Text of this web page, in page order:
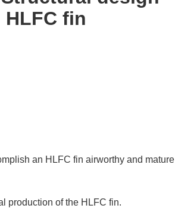
fin
an HLFC fin airworthy and mature
production of the HLFC fin.